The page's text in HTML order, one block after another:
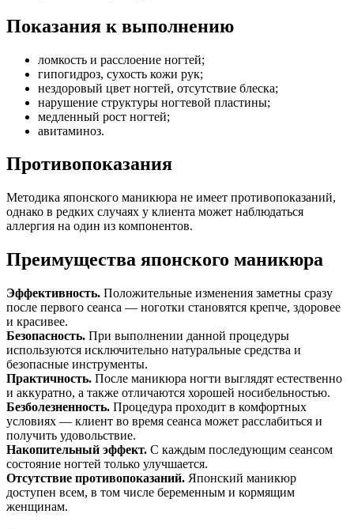
Показания к выполнению
ломкость и расслоение ногтей;
гипогидроз, сухость кожи рук;
нездоровый цвет ногтей, отсутствие блеска;
нарушение структуры ногтевой пластины;
медленный рост ногтей;
авитаминоз.
Противопоказания
Методика японского маникюра не имеет противопоказаний,
однако в редких случаях у клиента может наблюдаться
аллергия на один из компонентов.
Преимущества японского маникюра
Эффективность. Положительные изменения заметны сразу
после первого сеанса — ноготки становятся крепче, здоровее
и красивее.
Безопасность. При выполнении данной процедуры
используются исключительно натуральные средства и
безопасные инструменты.
Практичность. После маникюра ногти выглядят естественно
и аккуратно, а также отличаются хорошей носибельностью.
Безболезненность. Процедура проходит в комфортных
условиях — клиент во время сеанса может расслабиться и
получить удовольствие.
Накопительный эффект. С каждым последующим сеансом
состояние ногтей только улучшается.
Отсутствие противопоказаний. Японский маникюр
доступен всем, в том числе беременным и кормящим
женщинам.